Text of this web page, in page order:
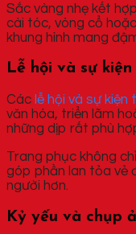
Sắc vàng nhẹ kết
cài tóc, vòng cổ
khung hình mang
Lễ hội và sự
Các lễ hội và sự kiện
văn hóa, triển lãm
những dịp rất phù
Trang phục không
góp phần lan tỏa vẻ
người hơn.
Kỷ yếu và chụp